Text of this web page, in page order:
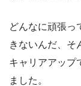
どんなに頑張っ
きないんだ、そ
キャリアアップ
ました。